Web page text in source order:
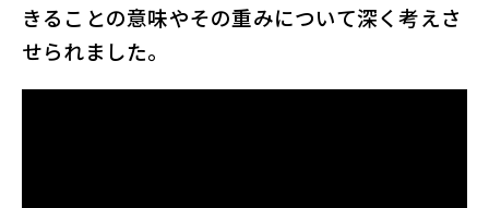
きることの意味やその重みについて深く考えさ
せられました。